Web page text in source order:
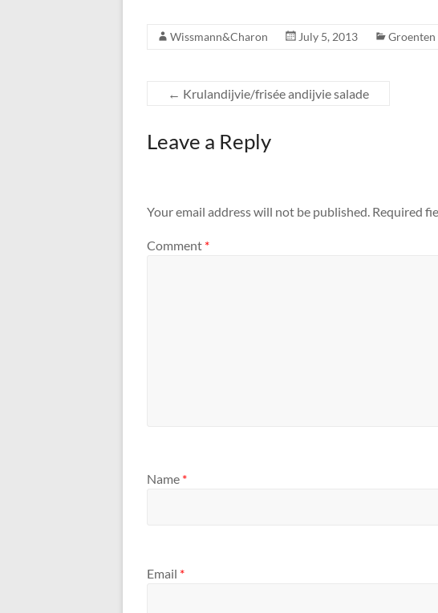
Wissmann&Charon July 5, 2013 Groenten
← Krulandijvie/frisée andijvie salade
Leave a Reply
Your email address will not be published. Required
Comment *
Name *
Email *